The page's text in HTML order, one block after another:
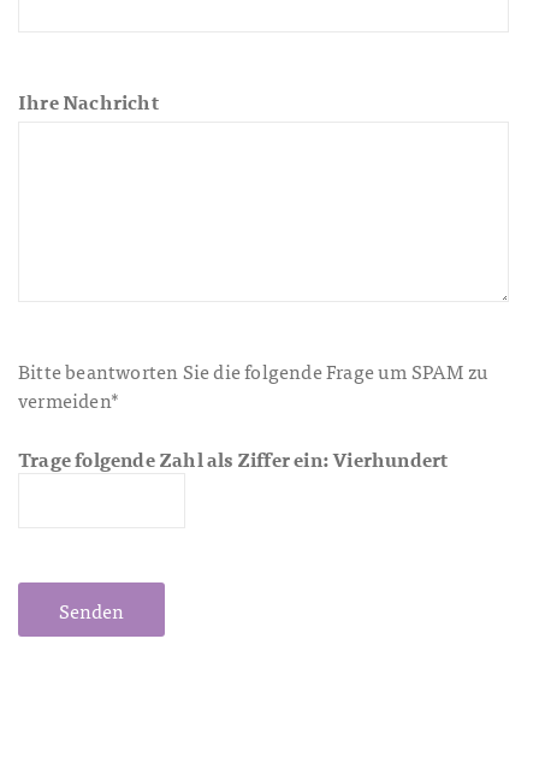
Ihre Nachricht
Bitte beantworten Sie die folgende Frage um SPAM zu
vermeiden*
Trage folgende Zahl als Ziffer ein: Vierhundert